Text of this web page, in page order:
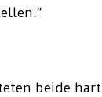
beide